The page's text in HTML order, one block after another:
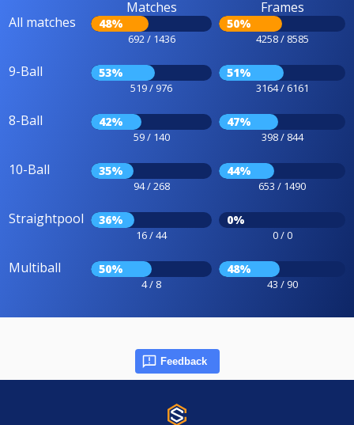
All matches
Matches
48%
692 / 1436
Frames
50%
4258 / 8585
9-Ball 53%
519 / 976
51%
3164 / 6161
8-Ball 42%
59 / 140
47%
398 / 844
10-Ball 35%
94 / 268
44%
653 / 1490
Straightpool 36%
16 / 44
0%
0 / 0
Multiball 50%
4 / 8
48%
43 / 90
Feedback